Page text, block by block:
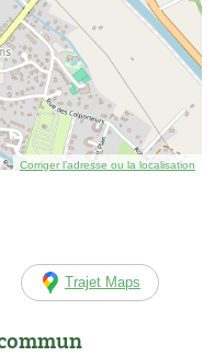
Corriger l’adresse ou la localisation
Trajet Maps